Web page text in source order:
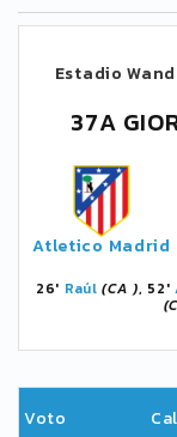
Estadio
37A
Atletico Madrid
26' Raúl (CA ), 52'
Voto